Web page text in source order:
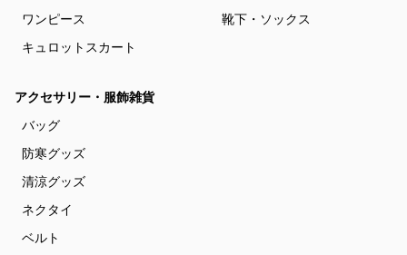
ワンピース
キュロットスカート
靴下・ソックス
アクセサリー・服飾雑貨
バッグ
防寒グッズ
清涼グッズ
ネクタイ
ベルト